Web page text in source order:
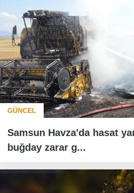
GÜNCEL
Samsun Havza'da hasat
buğday zarar g...